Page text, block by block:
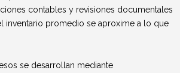
contables y revisiones documentales
inventario promedio se aproxime a lo que
se desarrollan mediante